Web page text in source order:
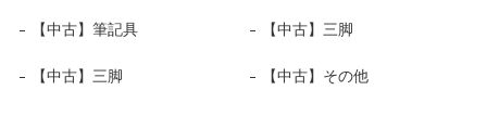
【中古】筆記具 【中古】三脚
【中古】三脚 【中古】その他